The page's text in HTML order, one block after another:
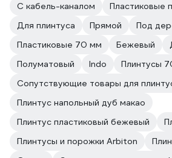
С кабель-каналом Пластиковые
Для плинтуса
Прямой Под
Пластиковые 70 мм
Бежевый
Полуматовый
Indo
Плинтусы
Сопутствующие товары для
Плинтус напольный дуб макао
Плинтус пластиковый бежевый
Плинтусы и порожки Arbiton